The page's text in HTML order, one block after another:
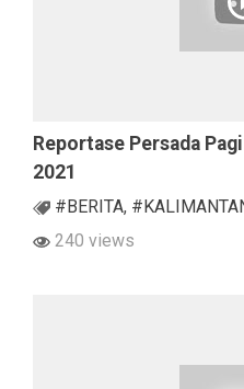
Reportase Persada
2021
#BERITA,
240 views